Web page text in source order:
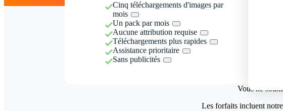
Cinq téléchargements d'images par
mois
Un pack par mois
Aucune attribution requise
Téléchargements plus rapides
Assistance prioritaire
Sans publicités
Vous ne
Les forfaits incluent notre